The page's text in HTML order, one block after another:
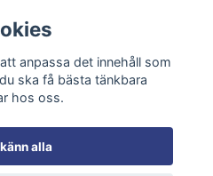
anpassa det innehåll som
ska få bästa tänkbara
hos oss.
alla